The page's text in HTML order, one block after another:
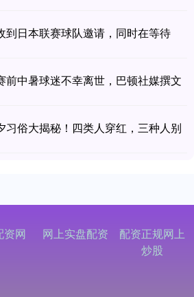
到日本联赛球队邀请，同时在等待
前中暑球迷不幸离世，巴顿社媒撰文
习俗大揭秘！四类人穿红，三种人别
资网 网上实盘配资
配资正规网上
炒股